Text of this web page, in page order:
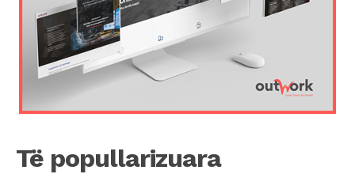
Të popullarizuara